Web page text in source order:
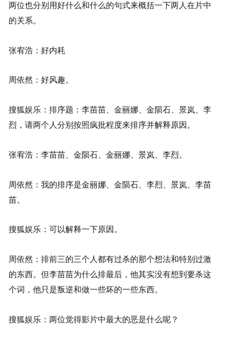
两位也分别用好什么和什么的句式来概括一下两人在片中
的关系。
张宥浩：好内耗
周依然：好风趣。
搜狐娱乐：排序题：李苗苗、金丽娜、金陨石、景岚、李
烈，请两个人分别按照疯批程度来排序并解释原因。
张宥浩：李苗苗、金陨石、金丽娜、景岚、李烈。
周依然：我的排序是金丽娜、金陨石、李烈、景岚、李苗
苗。
搜狐娱乐：可以解释一下原因。
周依然：排前三的三个人都有过杀的那个想法和特别过激
的东西。但李苗苗为什么排最后，他其实没有想到要杀这
个词，他只是叛逆和做一些坏的一些东西。
搜狐娱乐：两位觉得影片中最大的恶是什么呢？